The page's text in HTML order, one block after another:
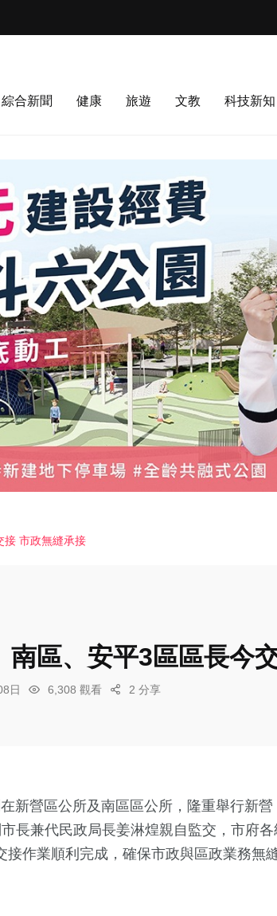
綜合新聞 健康 旅遊 文教 科技新知
接 市政無縫承接
南區、安平3區區長今
日 6,308 觀看 2 分享
新營區公所及南區區公所，隆重舉行新營
長兼代民政局長姜淋煌親自監交，市府各
作業順利完成，確保市政與區政業務無